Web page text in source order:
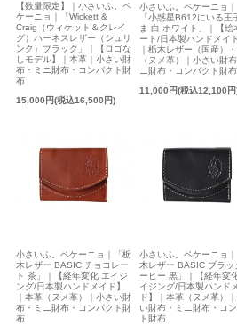
【数量限定】｜小さいふ。ペ
ケーニョ｜「Wickett &
Craig（ウィケット＆クレイ
グ）ハーネスレザー（シュリ
ンク）ブラック」｜【ロゴな
しモデル】｜本革｜小さい財
布・ミニ財布・コンパクト財
布
15,000円(税込16,500円)
小さいふ。ペケーニョ｜
「小惑星B612にいる王
ま 白 ホワイト」｜【絵
ート/日本製ハンドメイド
｜栃木レザー（国産）
（ヌメ革）｜小さい財布
ニ財布・コンパクト財布
11,000円(税込12,100円
小さいふ。ペケーニョ｜「栃
木レザー BASIC チョコレー
ト 茶」｜【経年変化 エイジ
ング/日本製ハンドメイド】
｜本革（ヌメ革）｜小さい財
布・ミニ財布・コンパクト財
布
小さいふ。ペケーニョ
木レザー BASIC ブラッ
ーヒー 黒」｜【経年変
イジング/日本製ハンド
ド】｜本革（ヌメ革）
い財布・ミニ財布・コ
ト財布